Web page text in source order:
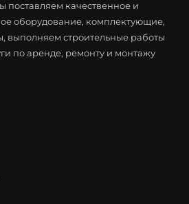
поставляем качественное и
оборудование, комплектующие,
выполняем строительные работы
по аренде, ремонту и монтажу